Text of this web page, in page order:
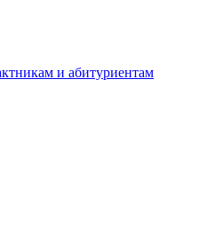
и абитуриентам